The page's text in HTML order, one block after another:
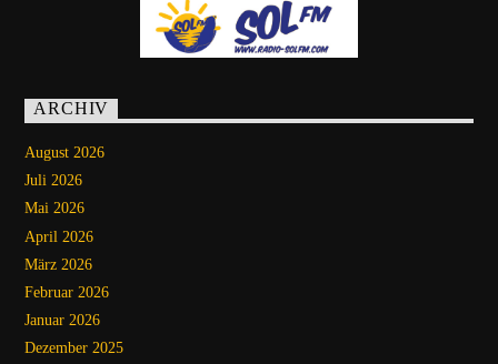
ARCHIV
August 2026
Juli 2026
Mai 2026
April 2026
März 2026
Februar 2026
Januar 2026
Dezember 2025